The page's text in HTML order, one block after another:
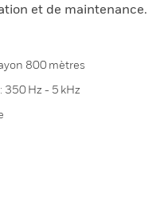
et de maintenance.
800 mètres
350 Hz - 5 kHz